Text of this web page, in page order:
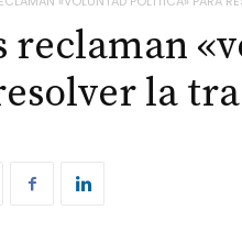
reclaman
la